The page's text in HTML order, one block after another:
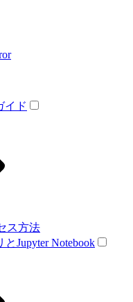
イド
ス方法
Jupyter Notebook